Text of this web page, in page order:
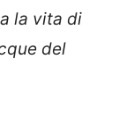
la vita di
del